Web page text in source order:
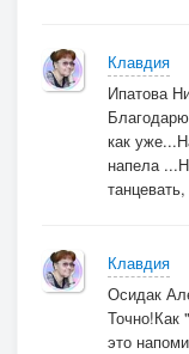
Клавдия
Ипатова
как
напела
Клавдия
Осидак
это